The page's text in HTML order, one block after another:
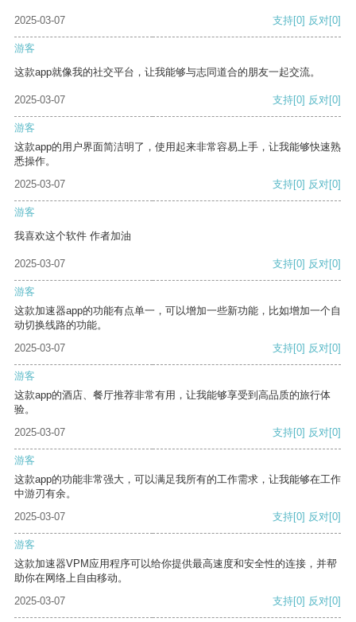
2025-03-07 支持[0] 反对[0]
游客
这款app就像我的社交平台，让我能够与志同道合的朋友一起交流。
2025-03-07 支持[0] 反对[0]
游客
这款app的用户界面简洁明了，使用起来非常容易上手，让我能够快速熟
悉操作。
2025-03-07
支持[0] 反对[0]
游客
我喜欢这个软件 作者加油
2025-03-07 支持[0] 反对[0]
游客
这款加速器app的功能有点单一，可以增加一些新功能，比如增加一个自
动切换线路的功能。
2025-03-07
支持[0] 反对[0]
游客
这款app的酒店、餐厅推荐非常有用，让我能够享受到高品质的旅行体
验。
2025-03-07
支持[0] 反对[0]
游客
这款app的功能非常强大，可以满足我所有的工作需求，让我能够在工作
中游刃有余。
2025-03-07
支持[0] 反对[0]
游客
这款加速器VPM应用程序可以给你提供最高速度和安全性的连接，并帮
助你在网络上自由移动。
2025-03-07
支持[0] 反对[0]